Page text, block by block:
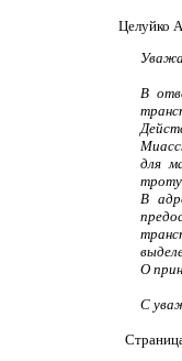
Целуйко
В
для
В
О
С